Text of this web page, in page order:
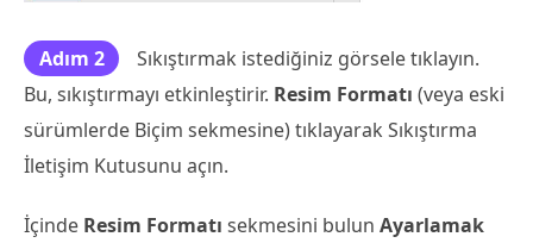
Adım 2
Sıkıştırmak istediğiniz görsele tıklayın.
Bu, sıkıştırmayı etkinleştirir. Resim Formatı (veya eski
sürümlerde Biçim sekmesine) tıklayarak Sıkıştırma
İletişim Kutusunu açın.
İçinde Resim Formatı sekmesini bulun Ayarlamak